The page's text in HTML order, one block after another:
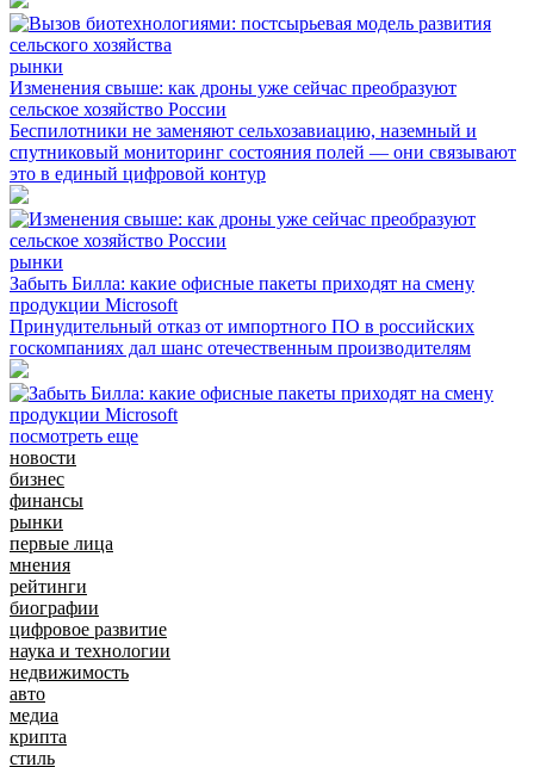
рынки
Изменения свыше: как дроны уже сейчас преобразуют
сельское хозяйство России
Беспилотники не заменяют сельхозавиацию, наземный и
спутниковый мониторинг состояния полей — они связывают
это в единый цифровой контур
рынки
Забыть Билла: какие офисные пакеты приходят на смену
продукции Microsoft
Принудительный отказ от импортного ПО в российских
госкомпаниях дал шанс отечественным производителям
посмотреть еще
новости
бизнес
финансы
рынки
первые лица
мнения
рейтинги
биографии
цифровое развитие
наука и технологии
недвижимость
авто
медиа
крипта
стиль